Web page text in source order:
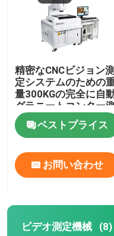
精密なCNCビジョン測
定システムのための
量300KGの完全に自
グラニートコンター
定機
ベストプライス
お問い合わせ
ビデオ測定機械 (8)